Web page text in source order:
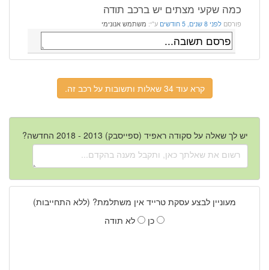
כמה שקעי מצתים יש ברכב תודה
פורסם לפני 8 שנים, 5 חודשים ע"י: משתמש אנונימי
קרא עוד 34 שאלות ותשובות על רכב זה.
יש לך שאלה על סקודה ראפיד (ספייסבק) 2013 - 2018 החדשה?
מעוניין לבצע עסקת טרייד אין משתלמת? (ללא התחייבות)
כן
לא תודה